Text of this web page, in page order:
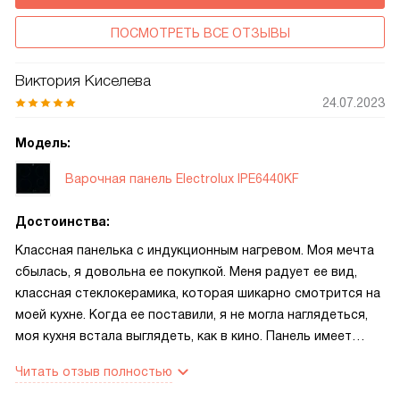
ПОСМОТРЕТЬ ВСЕ ОТЗЫВЫ
Виктория Киселева
24.07.2023
Модель:
Варочная панель Electrolux IPE6440KF
Достоинства:
Классная панелька с индукционным нагревом. Моя мечта
сбылась, я довольна ее покупкой. Меня радует ее вид,
классная стеклокерамика, которая шикарно смотрится на
моей кухне. Когда ее поставили, я не могла наглядеться,
моя кухня встала выглядеть, как в кино. Панель имеет
Это, во-первых, современный стиль и дизайн, она легко
Читать отзыв полностью